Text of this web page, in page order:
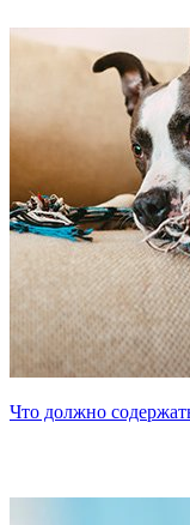
Что должно